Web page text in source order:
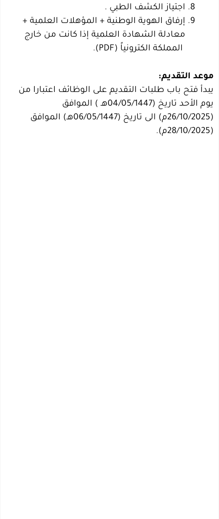
اجتياز الكشف الطبي .
إرفاق الهوية الوطنية + المؤهلات العلمية +
معادلة الشهادة العلمية إذا كانت من خارج
المملكة الكترونياً (PDF).
موعد التقديم:
يبدأ فتح باب طلبات التقديم على الوظائف اعتبارا من
يوم الأحد تاريخ (04/05/1447هـ ) الموافق
(26/10/2025م) الى تاريخ (06/05/1447هـ) الموافق
(28/10/2025م).